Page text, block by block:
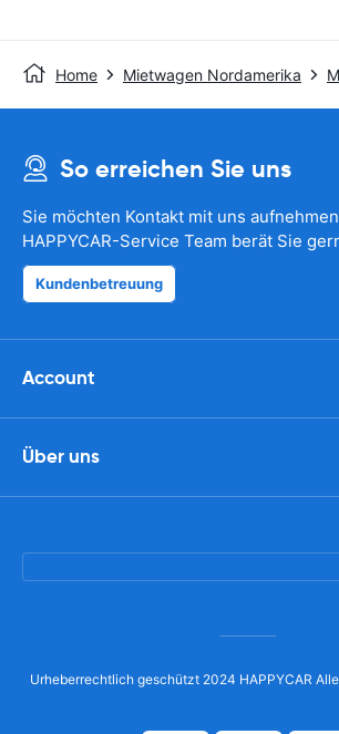
Home Mietwagen Nordamerika
So erreichen Sie uns
Sie möchten Kontakt mit uns
HAPPYCAR-Service Team berät Sie
Kundenbetreuung
Account
Über uns
Urheberrechtlich geschützt 2024 HAPPYCAR